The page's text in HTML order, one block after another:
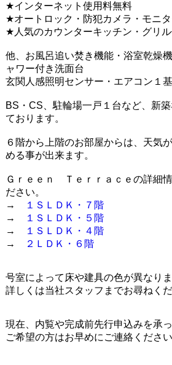
★インターネット使用料無料
★オートロック・防犯カメラ・モニ
★人気のカウンターキッチン・グリ
他、お風呂追い焚き機能・浴室乾燥
ャワー付き洗面台
玄関人感照明センサー・エアコン１基
BS・CS、駐輪場一戸１台など、新
ております。
６階から上階のお部屋からは、天気
める事が出来ます。
Ｇｒｅｅｎ Ｔｅｒｒａｃｅの詳細
ださい。
→
１ＳＬＤＫ・７階
→
１ＳＬＤＫ・５階
→
１ＳＬＤＫ・４階
→
２ＬＤＫ・６階
号室によって床や建具の色が異なりま
詳しくは当社スタッフまでお尋ねくだ
現在、内覧や完成前先行申込みを承
ご希望の方はお早めにご連絡ください